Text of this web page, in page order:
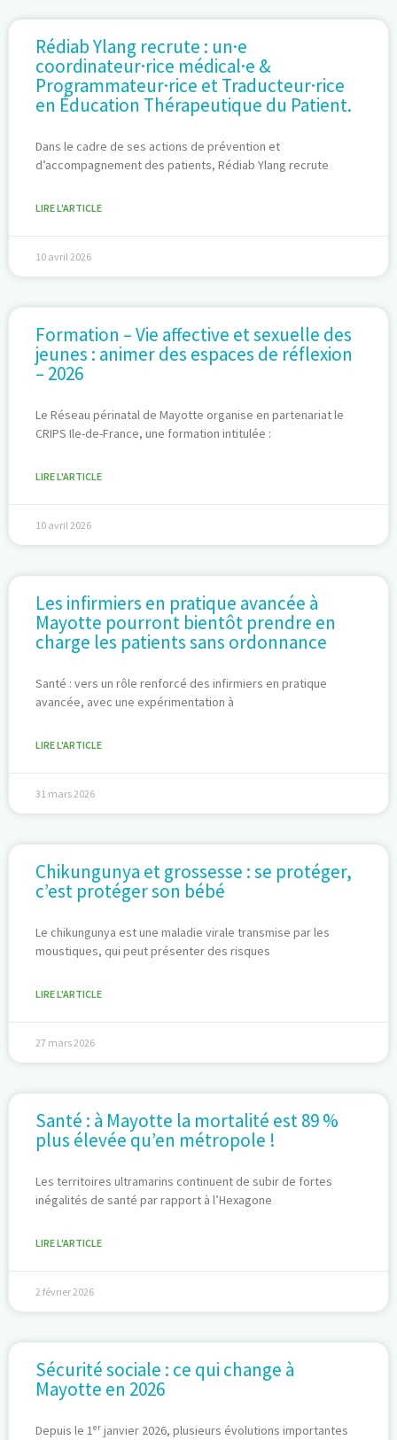
Rédiab Ylang recrute : un·e
coordinateur·rice médical·e &
Programmateur·rice et Traducteur·rice
en Éducation Thérapeutique du Patient.
Dans le cadre de ses actions de prévention et
d’accompagnement des patients, Rédiab Ylang recrute
LIRE L'ARTICLE
10 avril 2026
Formation – Vie affective et sexuelle des
jeunes : animer des espaces de réflexion
– 2026
Le Réseau périnatal de Mayotte organise en partenariat le
CRIPS Ile-de-France, une formation intitulée :
LIRE L'ARTICLE
10 avril 2026
Les infirmiers en pratique avancée à
Mayotte pourront bientôt prendre en
charge les patients sans ordonnance
Santé : vers un rôle renforcé des infirmiers en pratique
avancée, avec une expérimentation à
LIRE L'ARTICLE
31 mars 2026
Chikungunya et grossesse : se protéger,
c’est protéger son bébé
Le chikungunya est une maladie virale transmise par les
moustiques, qui peut présenter des risques
LIRE L'ARTICLE
27 mars 2026
Santé : à Mayotte la mortalité est 89 %
plus élevée qu’en métropole !
Les territoires ultramarins continuent de subir de fortes
inégalités de santé par rapport à l’Hexagone
LIRE L'ARTICLE
2 février 2026
Sécurité sociale : ce qui change à
Mayotte en 2026
Depuis le 1ᵉʳ janvier 2026, plusieurs évolutions importantes